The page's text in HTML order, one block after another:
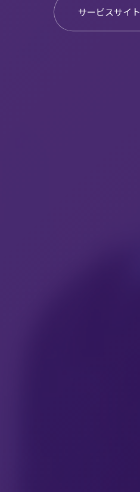
サービスサイト